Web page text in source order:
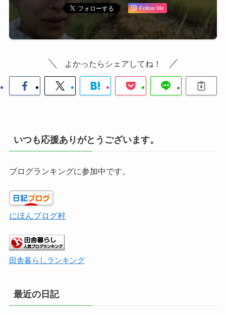
Follow Me
よかったらシェアしてね！
いつも応援ありがとうございます。
ブログランキングに参加中です。
にほんブログ村
田舎暮らしランキング
最近の日記